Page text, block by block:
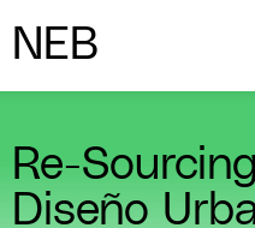
N ew
European
B
Re-
Diseño